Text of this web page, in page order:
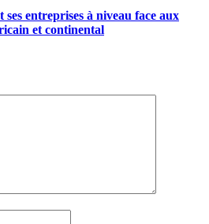
entreprises à niveau face aux
et continental